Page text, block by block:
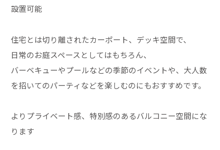
設置可能
住宅とは切り離されたカーポート、デッキ空間で、
日常のお庭スペースとしてはもちろん、
バーベキューやプールなどの季節のイベントや、大人数
を招いてのパーティなどを楽しむのにもおすすめです。
よりプライベート感、特別感のあるバルコニー空間にな
ります